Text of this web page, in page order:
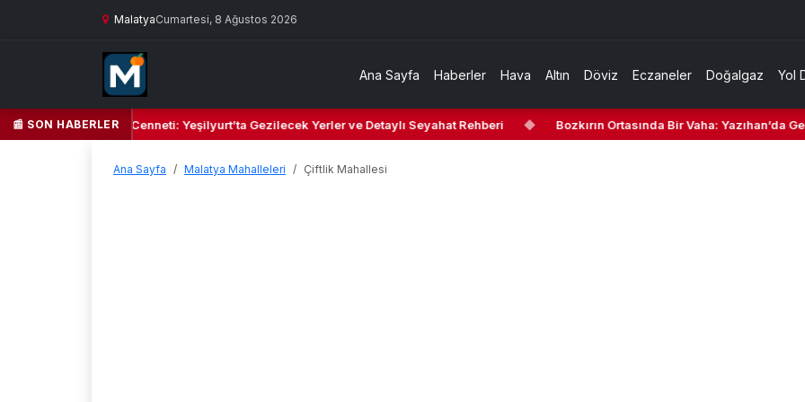
MalatyaCumartesi, 8 Ağustos 2026
Ana Sayfa Haberler Hava Altın Döviz Eczaneler Doğalgaz Yol
📰 SON HABERLER
Yeşil Kalbi ve Kültür Cenneti: Yeşilyurt’ta Gezilecek Yerler ve Detaylı Seyahat Rehberi ◆ Bozkırın Ortasında Bir Vaha: Yazıhan’da
Ana Sayfa Malatya Mahalleleri Çiftlik Mahallesi